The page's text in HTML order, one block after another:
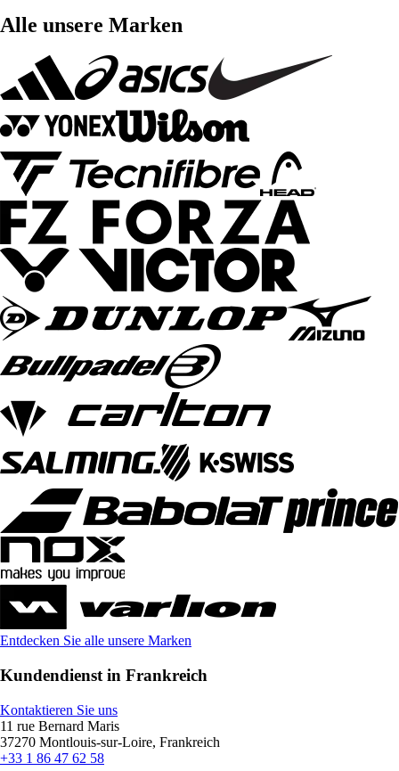
Alle unsere Marken
Entdecken Sie alle unsere Marken
Kundendienst in Frankreich
Kontaktieren Sie uns
11 rue Bernard Maris
37270 Montlouis-sur-Loire, Frankreich
+33 1 86 47 62 58